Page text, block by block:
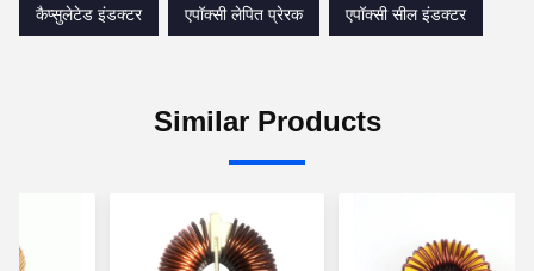
कैप्सुलेटेड इंडक्टर
एपॉक्सी लेपित प्रेरक एपॉक्सी सील इंडक्टर
Similar Products